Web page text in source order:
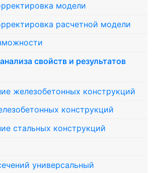
модели
расчетной модели
свойств и результатов
железобетонных конструкций
конструкций
стальных конструкций
универсальный